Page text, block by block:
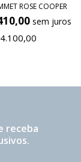
ROSE COOPER
sem juros
receba